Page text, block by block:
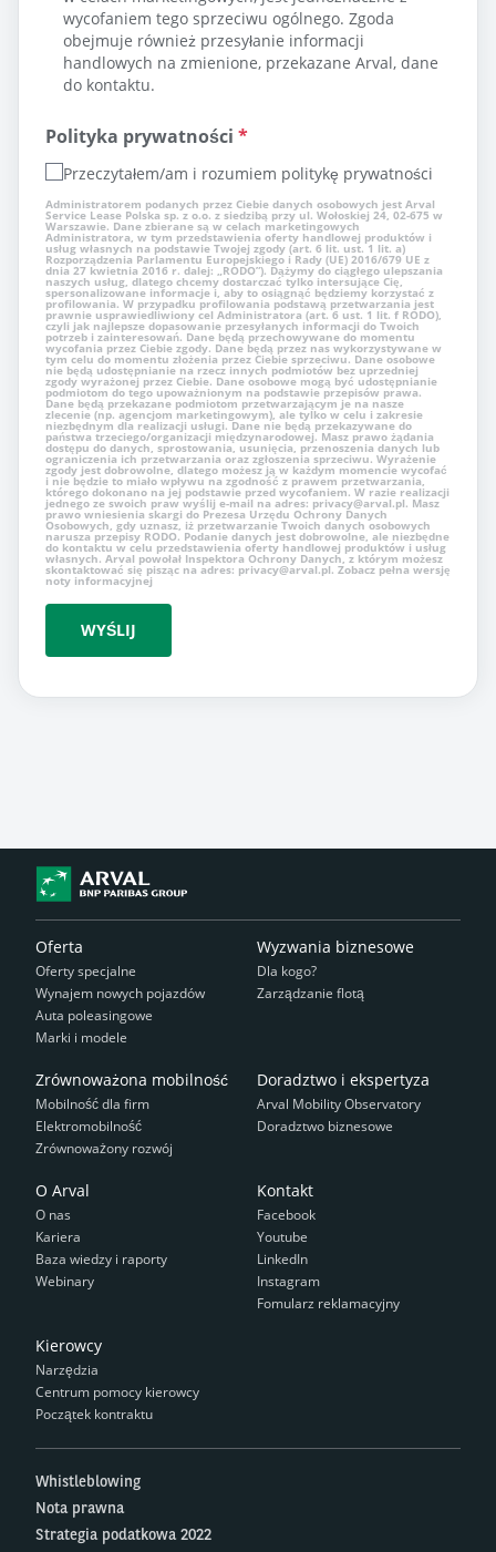
wycofaniem tego sprzeciwu ogólnego. Zgoda
obejmuje również przesyłanie informacji
handlowych na zmienione, przekazane Arval, dane
do kontaktu.
Polityka prywatności *
Przeczytałem/am i rozumiem politykę prywatności
Administratorem podanych przez Ciebie danych osobowych jest Arval
Service Lease Polska sp. z o.o. z siedzibą przy ul. Wołoskiej 24, 02-675 w
Warszawie. Dane zbierane są w celach marketingowych
Administratora, w tym przedstawienia oferty handlowej produktów i
usług własnych na podstawie Twojej zgody (art. 6 lit. ust. 1 lit. a)
Rozporządzenia Parlamentu Europejskiego i Rady (UE) 2016/679 UE z
dnia 27 kwietnia 2016 r. dalej: „RODO”). Dążymy do ciągłego ulepszania
naszych usług, dlatego chcemy dostarczać tylko intersujące Cię,
spersonalizowane informacje i, aby to osiągnąć będziemy korzystać z
profilowania. W przypadku profilowania podstawą przetwarzania jest
prawnie usprawiedliwiony cel Administratora (art. 6 ust. 1 lit. f RODO),
czyli jak najlepsze dopasowanie przesyłanych informacji do Twoich
potrzeb i zainteresowań. Dane będą przechowywane do momentu
wycofania przez Ciebie zgody. Dane będą przez nas wykorzystywane w
tym celu do momentu złożenia przez Ciebie sprzeciwu. Dane osobowe
nie będą udostępnianie na rzecz innych podmiotów bez uprzedniej
zgody wyrażonej przez Ciebie. Dane osobowe mogą być udostępnianie
podmiotom do tego upoważnionym na podstawie przepisów prawa.
Dane będą przekazane podmiotom przetwarzającym je na nasze
zlecenie (np. agencjom marketingowym), ale tylko w celu i zakresie
niezbędnym dla realizacji usługi. Dane nie będą przekazywane do
państwa trzeciego/organizacji międzynarodowej. Masz prawo żądania
dostępu do danych, sprostowania, usunięcia, przenoszenia danych lub
ograniczenia ich przetwarzania oraz zgłoszenia sprzeciwu. Wyrażenie
zgody jest dobrowolne, dlatego możesz ją w każdym momencie wycofać
i nie będzie to miało wpływu na zgodność z prawem przetwarzania,
którego dokonano na jej podstawie przed wycofaniem. W razie realizacji
jednego ze swoich praw wyślij e-mail na adres: privacy@arval.pl. Masz
prawo wniesienia skargi do Prezesa Urzędu Ochrony Danych
Osobowych, gdy uznasz, iż przetwarzanie Twoich danych osobowych
narusza przepisy RODO. Podanie danych jest dobrowolne, ale niezbędne
do kontaktu w celu przedstawienia oferty handlowej produktów i usług
własnych. Arval powołał Inspektora Ochrony Danych, z którym możesz
skontaktować się pisząc na adres: privacy@arval.pl. Zobacz pełna wersję
noty informacyjnej
WYŚLIJ
Oferta
Oferty specjalne
Wynajem nowych pojazdów
Auta poleasingowe
Marki i modele
Wyzwania biznesowe
Dla kogo?
Zarządzanie flotą
Zrównoważona mobilność
Mobilność dla firm
Elektromobilność
Zrównoważony rozwój
Doradztwo i ekspertyza
Arval Mobility Observatory
Doradztwo biznesowe
O Arval
O nas
Kariera
Baza wiedzy i raporty
Webinary
Kontakt
Facebook
Youtube
LinkedIn
Instagram
Fomularz reklamacyjny
Kierowcy
Narzędzia
Centrum pomocy kierowcy
Początek kontraktu
Whistleblowing
Nota prawna
Strategia podatkowa 2022